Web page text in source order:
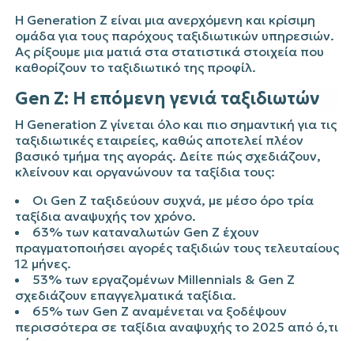
Η Generation Z είναι μια ανερχόμενη και κρίσιμη
ομάδα για τους παρόχους ταξιδιωτικών υπηρεσιών.
Ας ρίξουμε μια ματιά στα στατιστικά στοιχεία που
καθορίζουν το ταξιδιωτικό της προφίλ.
Gen Z: Η επόμενη γενιά ταξιδιωτών
Η Generation Z γίνεται όλο και πιο σημαντική για τις
ταξιδιωτικές εταιρείες, καθώς αποτελεί πλέον
βασικό τμήμα της αγοράς. Δείτε πώς σχεδιάζουν,
κλείνουν και οργανώνουν τα ταξίδια τους:
Οι Gen Z ταξιδεύουν συχνά, με μέσο όρο τρία
ταξίδια αναψυχής τον χρόνο.
63% των καταναλωτών Gen Z έχουν
πραγματοποιήσει αγορές ταξιδιών τους τελευταίους
12 μήνες.
53% των εργαζομένων Millennials & Gen Z
σχεδιάζουν επαγγελματικά ταξίδια.
65% των Gen Z αναμένεται να ξοδέψουν
περισσότερα σε ταξίδια αναψυχής το 2025 από ό,τι